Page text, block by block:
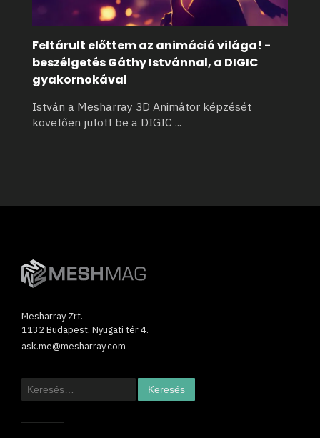
Feltárult előttem az animáció világa! -
beszélgetés Gáthy Istvánnal, a DIGIC
gyakornokával
István a Mesharray 3D Animátor képzését
követően jutott be a DIGIC ...
Mesharray Zrt.
1132 Budapest, Nyugati tér 4.
ask.me@mesharray.com
Keresés: